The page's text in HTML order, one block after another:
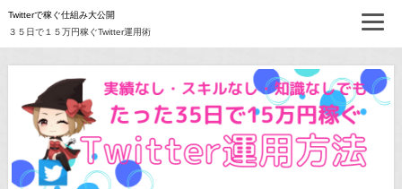
Twitterで稼ぐ仕組み大公開
３５日で１５万円稼ぐTwitter運用術